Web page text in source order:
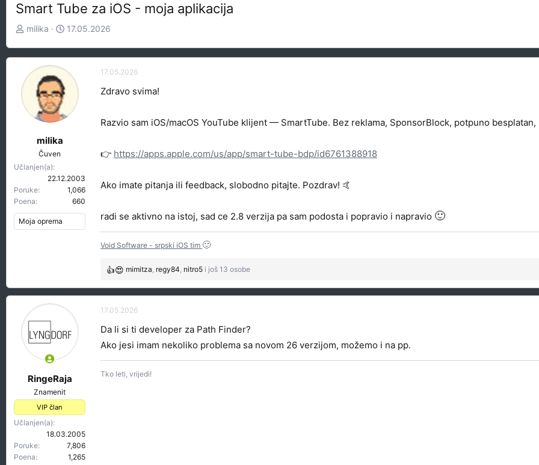
Smart Tube za iOS - moja aplikacija
Z
t
i
milika
D
m
k
a
n
a
17.05.2026
milika
Čuven
Učlanjen(a)
22.12.2003
Poruke
1,066
Poena
660
Moja oprema
17.05.2026
Zdravo svima!
Razvio sam iOS/macOS YouTube klijent — SmartTube. Bez reklama, SponsorBlock, potpuno
👉 https://apps.apple.com/us/app/smart-tube-bdp/id6761388918
Ako imate pitanja ili feedback, slobodno pitajte. Pozdrav! 🤙
radi se aktivno na istoj, sad ce 2.8 verzija pa sam podosta i popravio i napravio 🙂
Void Software - srpski iOS tim 🙂
R
e
a
g
v
a
a
mimitza, regy84, nitro5 i još 13 osobe
RingeRaja
Znamenit
VIP član
Učlanjen(a)
18.03.2005
Poruke
7,806
Poena
1,265
17.05.2026
Da li si ti developer za Path Finder?
Ako jesi imam nekoliko problema sa novom 26 verzijom, možemo i na pp.
Tko leti, vrijedi!